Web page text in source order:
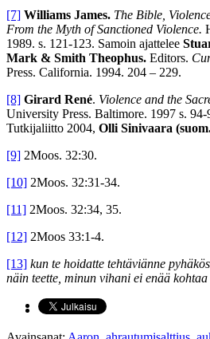
[7] Williams James. The Bible,
From the Myth of Sanctioned Violence.
1989. s. 121-123. Samoin ajattelee
Mark & Smith Theophus. Editors.
Press. California. 1994. 204 – 229.
[8] Girard René. Violence and the
University Press. Baltimore. 1997 s. 94-
Tutkijaliitto 2004, Olli Sinivaara
[9] 2Moos. 32:30.
[10] 2Moos. 32:31-34.
[11] 2Moos. 32:34, 35.
[12] 2Moos 33:1-4.
[13] kun te hoidatte tehtäviänne
näin teette, minun vihani ei enää